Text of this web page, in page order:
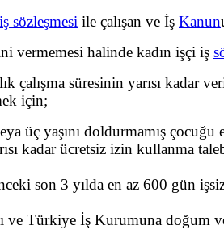
iş sözleşmesi ile çalışan ve İş Kanun
vermemesi halinde kadın işçi iş
çalışma süresinin yarısı kadar
için;
üç yaşını doldurmamış çocuğu
kadar ücretsiz izin kullanma
son 3 yılda en az 600 gün
ve Türkiye İş Kurumuna doğum